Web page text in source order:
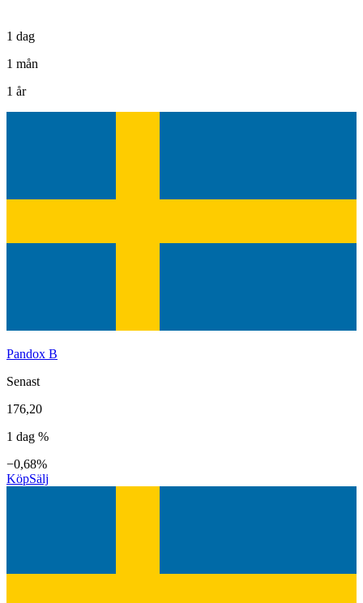
1 dag
1 mån
1 år
Pandox B
Senast
176,20
1 dag %
−0,68%
KöpSälj